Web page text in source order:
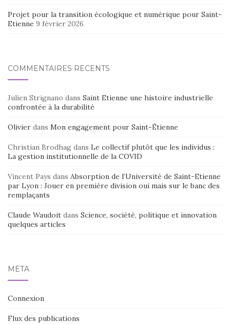
Projet pour la transition écologique et numérique pour Saint-
Etienne 9 février 2026
COMMENTAIRES RÉCENTS
Julien Strignano dans Saint Etienne une histoire industrielle
confrontée à la durabilité
Olivier dans Mon engagement pour Saint-Étienne
Christian Brodhag dans Le collectif plutôt que les individus :
La gestion institutionnelle de la COVID
Vincent Pays dans Absorption de l’Université de Saint-Etienne
par Lyon : Jouer en première division oui mais sur le banc des
remplaçants
Claude Waudoit dans Science, société, politique et innovation
quelques articles
MÉTA
Connexion
Flux des publications